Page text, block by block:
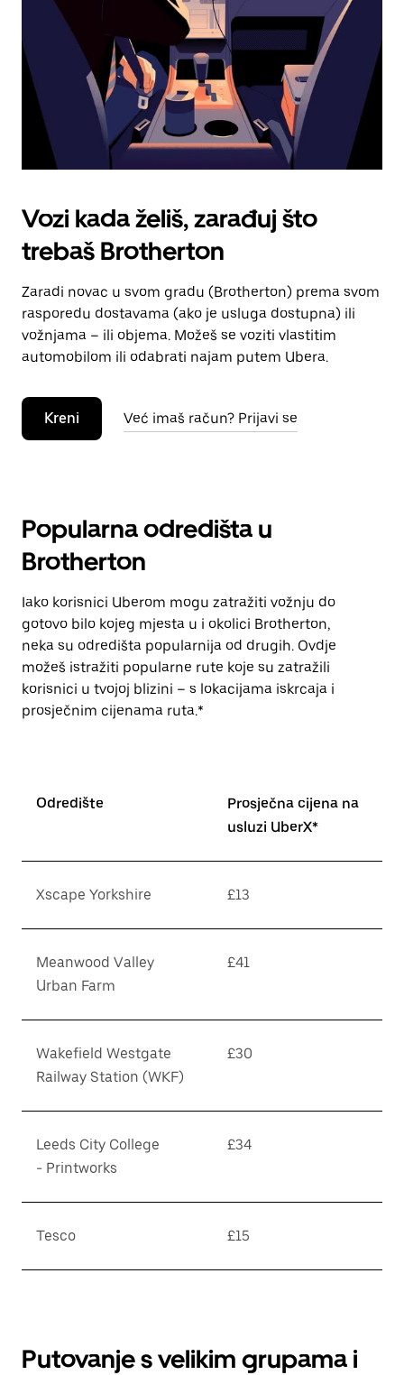
kalendara.
Vozi kada želiš, zarađuj što
trebaš Brotherton
Zaradi novac u svom gradu (Brotherton) prema svom
rasporedu dostavama (ako je usluga dostupna) ili
vožnjama – ili objema. Možeš se voziti vlastitim
automobilom ili odabrati najam putem Ubera.
Kreni Već imaš račun? Prijavi se
Popularna odredišta u
Brotherton
Iako korisnici Uberom mogu zatražiti vožnju do
gotovo bilo kojeg mjesta u i okolici Brotherton,
neka su odredišta popularnija od drugih. Ovdje
možeš istražiti popularne rute koje su zatražili
korisnici u tvojoj blizini – s lokacijama iskrcaja i
prosječnim cijenama ruta.*
Odredište
Prosječna cijena na
usluzi UberX*
Xscape Yorkshire £13
Meanwood Valley
Urban Farm
£41
Wakefield Westgate
Railway Station (WKF)
£30
Leeds City College
- Printworks
£34
Tesco £15
Putovanje s velikim grupama i